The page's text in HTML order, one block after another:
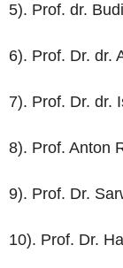
5). Prof. dr.
6). Prof. Dr. dr.
7). Prof. Dr. dr.
8). Prof. Anton
9). Prof. Dr.
10). Prof. Dr.